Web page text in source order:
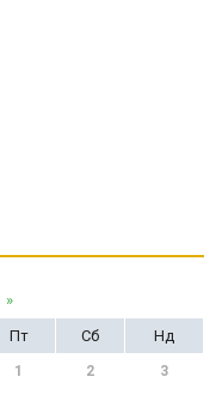
»
Пт Сб Нд
1 2 3